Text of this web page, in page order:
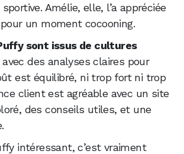
Amélie, elle, l’a appréciée
un moment cocooning.
sont issus de cultures
avec des analyses claires pour
est équilibré, ni trop fort ni trop
client est agréable avec un site
des conseils utiles, et une
intéressant, c’est vraiment